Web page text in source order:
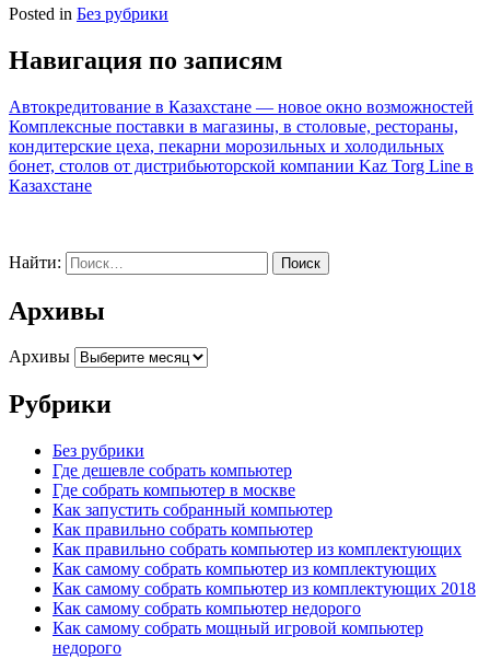
Posted in Без рубрики
Навигация по записям
Автокредитование в Казахстане — новое окно возможностей
Комплексные поставки в магазины, в столовые, рестораны,
кондитерские цеха, пекарни морозильных и холодильных
бонет, столов от дистрибьюторской компании Kaz Torg Line в
Казахстане
Найти:
Архивы
Архивы
Рубрики
Без рубрики
Где дешевле собрать компьютер
Где собрать компьютер в москве
Как запустить собранный компьютер
Как правильно собрать компьютер
Как правильно собрать компьютер из комплектующих
Как самому собрать компьютер из комплектующих
Как самому собрать компьютер из комплектующих 2018
Как самому собрать компьютер недорого
Как самому собрать мощный игровой компьютер
недорого